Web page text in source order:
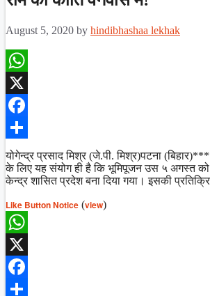
August 5, 2020 by hindibhashaa lekhak
WhatsApp
X
Facebook
Share
योगेन्द्र प्रसाद मिश्र (जे.पी. मिश्र)पटना
के लिए यह संयोग ही है कि भूमिपूजन उस ५ अगस्त को
केन्द्र शासित प्रदेश बना दिया गया। इसकी
Like Button Notice (view)
WhatsApp
X
Facebook